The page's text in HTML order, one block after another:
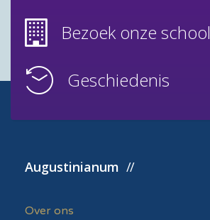
Bezoek onze school
Geschiedenis
Augustinianum
Over ons